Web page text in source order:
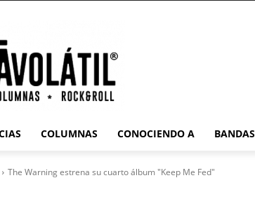
COLUMNAS CONOCIENDO A BANDAS
The Warning estrena su cuarto álbum "Keep Me Fed"